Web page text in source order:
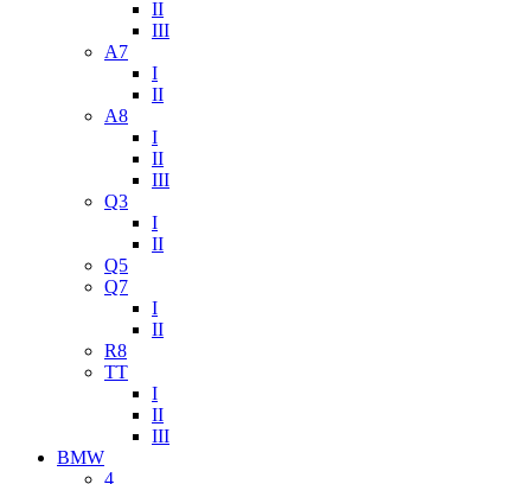
II
III
A7
I
II
A8
I
II
III
Q3
I
II
Q5
Q7
I
II
R8
TT
I
II
III
BMW
4